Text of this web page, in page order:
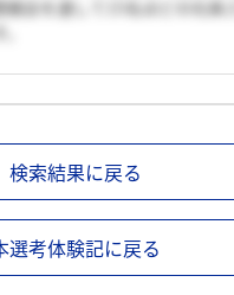
会を通して15名ほどの社員
検索結果に戻る
選考体験記に戻る